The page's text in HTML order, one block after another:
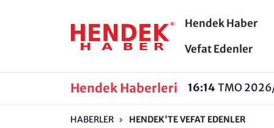
Hendek Haber
Vefat Edenler
Hendek Haberleri 16:14TMO 2026/
HABERLER HENDEK'TE VEFAT EDENLER
Hendek Haber
Hendek Haber
Sakarya Nöbetçi Eczaneler